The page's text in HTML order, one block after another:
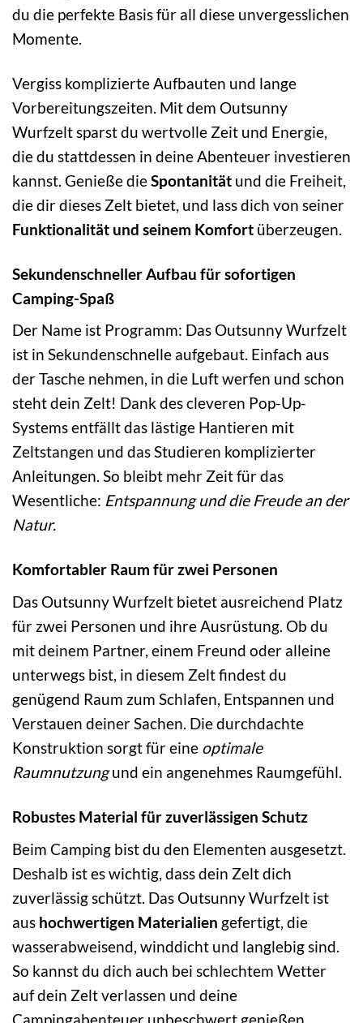
du die perfekte Basis für all diese unvergesslichen
Momente.
Vergiss komplizierte Aufbauten und lange
Vorbereitungszeiten. Mit dem Outsunny
Wurfzelt sparst du wertvolle Zeit und Energie,
die du stattdessen in deine Abenteuer investieren
kannst. Genieße dieSpontanität und die Freiheit,
die dir dieses Zelt bietet, und lass dich von seiner
Funktionalität und seinem Komfort überzeugen.
Sekundenschneller Aufbau für sofortigen
Camping-Spaß
Der Name ist Programm: Das Outsunny Wurfzelt
ist in Sekundenschnelle aufgebaut. Einfach aus
der Tasche nehmen, in die Luft werfen und schon
steht dein Zelt! Dank des cleveren Pop-Up-
Systems entfällt das lästige Hantieren mit
Zeltstangen und das Studieren komplizierter
Anleitungen. So bleibt mehr Zeit für das
Wesentliche: Entspannung und die Freude an der
Natur.
Komfortabler Raum für zwei Personen
Das Outsunny Wurfzelt bietet ausreichend Platz
für zwei Personen und ihre Ausrüstung. Ob du
mit deinem Partner, einem Freund oder alleine
unterwegs bist, in diesem Zelt findest du
genügend Raum zum Schlafen, Entspannen und
Verstauen deiner Sachen. Die durchdachte
Konstruktion sorgt für eine optimale
Raumnutzungund ein angenehmes Raumgefühl.
Robustes Material für zuverlässigen Schutz
Beim Camping bist du den Elementen ausgesetzt.
Deshalb ist es wichtig, dass dein Zelt dich
zuverlässig schützt. Das Outsunny Wurfzelt ist
aus hochwertigen Materialien gefertigt, die
wasserabweisend, winddicht und langlebig sind.
So kannst du dich auch bei schlechtem Wetter
auf dein Zelt verlassen und deine
Campingabenteuer unbeschwert genießen.